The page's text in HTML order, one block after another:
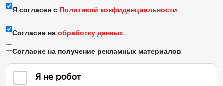
Я согласен с Политикой конфиденциальности
Согласие на обработку данных
Согласие на получение рекламных материалов